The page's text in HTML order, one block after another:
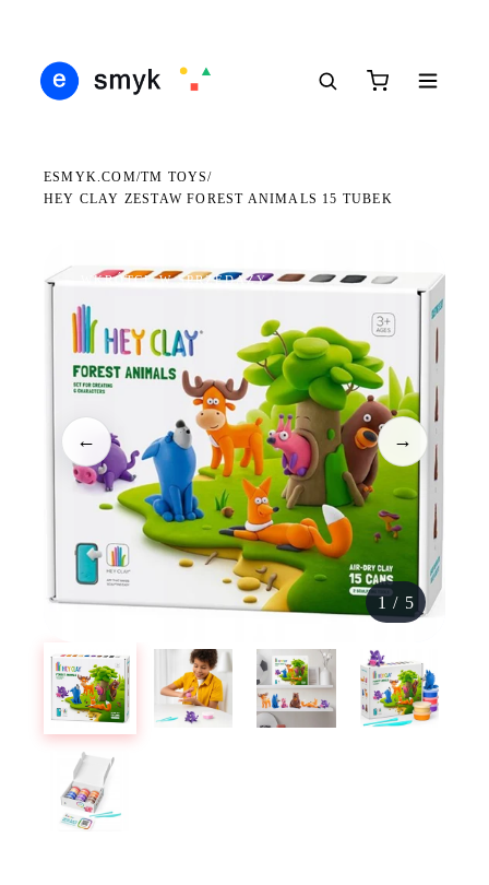
ESMYK.COM/TM TOYS/
HEY CLAY ZESTAW FOREST ANIMALS 15 TUBEK
WKRÓTCE W SPRZEDAŻY
← →
1 / 5